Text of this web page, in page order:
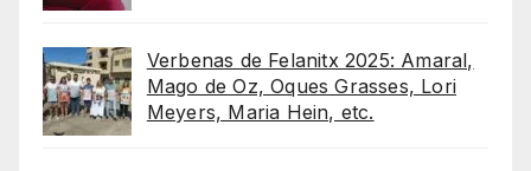
Verbenas de Felanitx 2025: Amaral,
Mago de Oz, Oques Grasses, Lori
Meyers, Maria Hein, etc.